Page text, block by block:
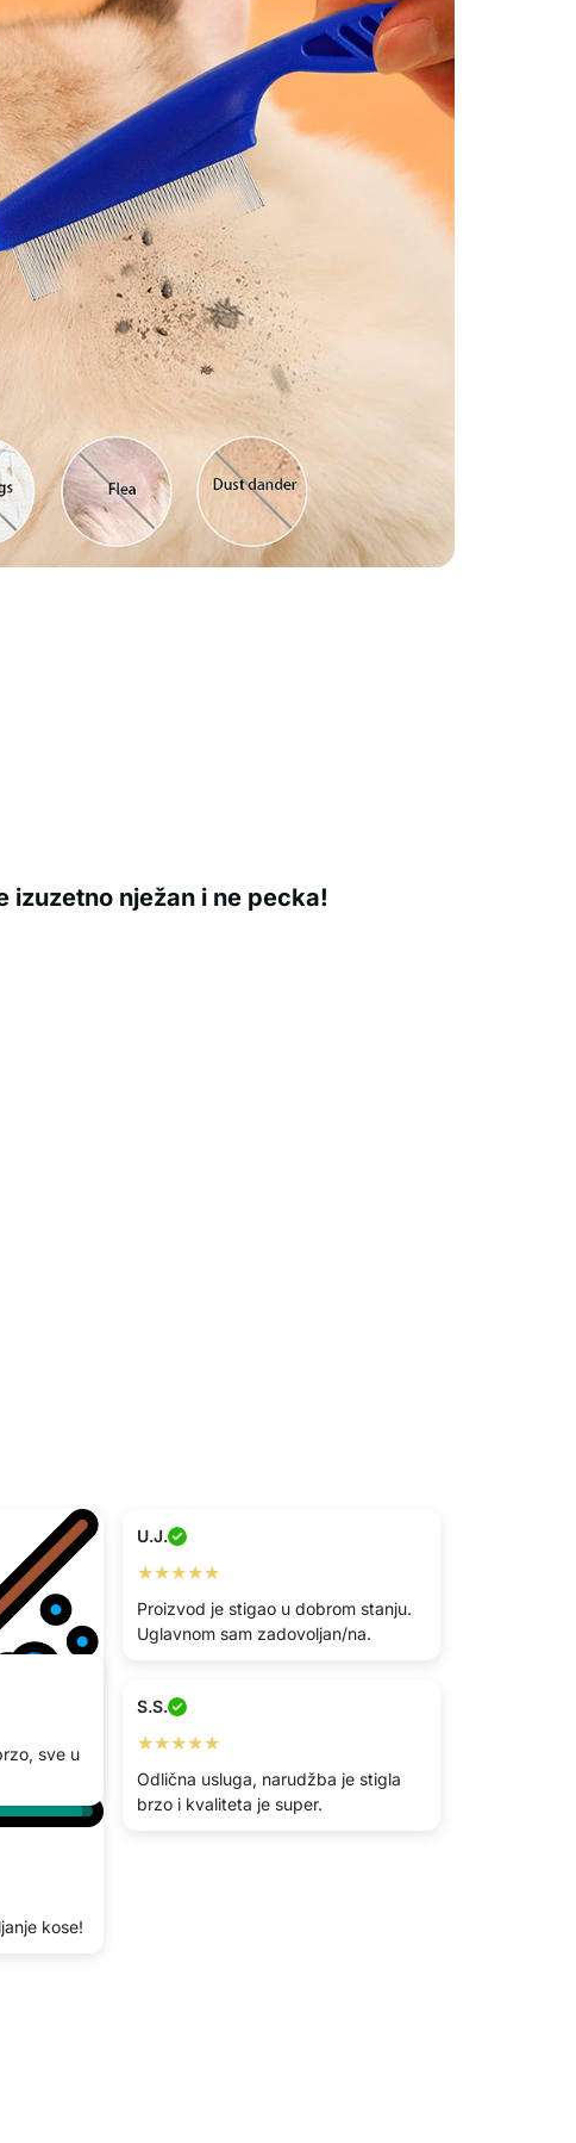
izuzetno nježan i ne pecka!
kose!
U.J.
★★★★★
Proizvod je stigao u dobrom stanju.
Uglavnom sam zadovoljan/na.
sve u
S.S.
★★★★★
Odlična usluga, narudžba je stigla
brzo i kvaliteta je super.